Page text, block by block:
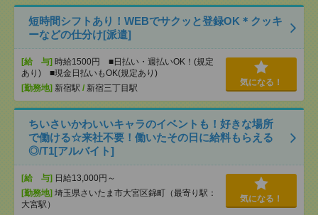
短時間シフトあり！WEBでサクッと登録OK＊クッキ
ーなどの仕分け[派遣]
[給 与] 時給1500円 ■日払い・週払いOK！(規定
あり) ■現金日払いもOK(規定あり)
[勤務地] 新宿駅 / 新宿三丁目駅
気になる！
ちいさいかわいいキャラのイベントも！好きな場所
で働ける☆来社不要！働いたその日に給料もらえる
◎/T1[アルバイト]
[給 与] 日給13,000円～
[勤務地] 埼玉県さいたま市大宮区錦町（最寄り駅：
大宮駅）
気になる！